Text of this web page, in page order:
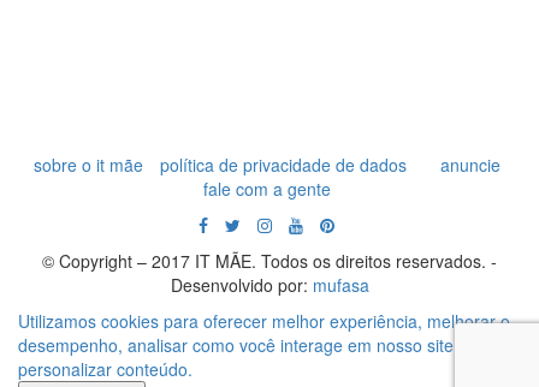
sobre o it mãe política de privacidade de dados
anuncie
fale com a gente
© Copyright – 2017 IT MÃE. Todos os direitos reservados. -
Desenvolvido por: mufasa
Utilizamos cookies para oferecer melhor experiência, melhorar o
desempenho, analisar como você interage em nosso site e
personalizar conteúdo.